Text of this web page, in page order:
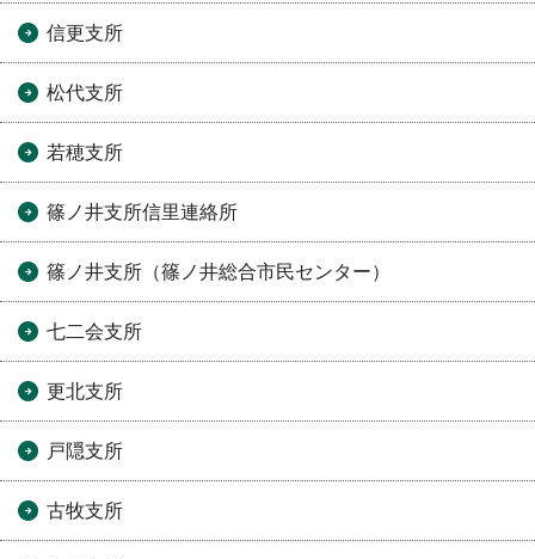
信更支所
松代支所
若穂支所
篠ノ井支所信里連絡所
篠ノ井支所（篠ノ井総合市民センター）
七二会支所
更北支所
戸隠支所
古牧支所